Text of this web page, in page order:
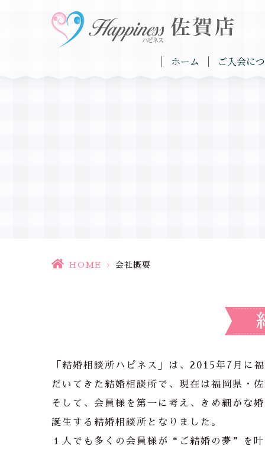
ホーム ご入会に
HOME > 会社概要
「結婚相談所ハピネス」は、2015年7月に
だいてきた結婚相談所で、現在は福岡県・
そして、会員様を第一に考え、きめ細かな
誕生する結婚相談所となりました。
１人でも多くの会員様が“ご結婚の夢”を